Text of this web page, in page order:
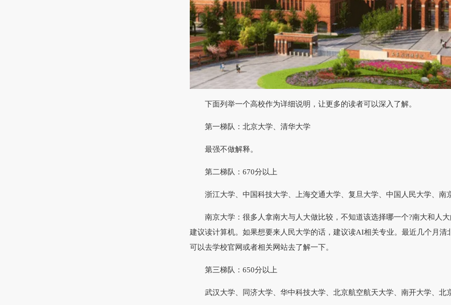
下面列举一个高校作为详细说明，让更多的读者可以深入了解。
第一梯队：北京大学、清华大学
最强不做解释。
第二梯队：670分以上
浙江大学、中国科技大学、上海交通大学、复旦大学、中国人民大学、南
南京大学：很多人拿南大与人大做比较，不知道该选择哪一个?南大和人
建议读计算机。如果想要来人民大学的话，建议读AI相关专业。最近几个月
可以去学校官网或者相关网站去了解一下。
第三梯队：650分以上
武汉大学、同济大学、华中科技大学、北京航空航天大学、南开大学、北